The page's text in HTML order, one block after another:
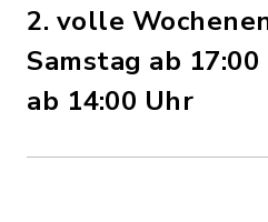
2. volle
Samstag ab
ab 14:00 Uhr